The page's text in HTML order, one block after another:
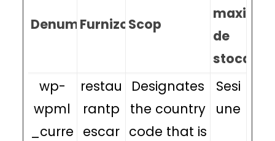
DenumireFurnizorScop
maximă
de
stocare
wp-
wpml
_curre
restau
rantp
escar
Designates
the country
code that is
Sesi
une